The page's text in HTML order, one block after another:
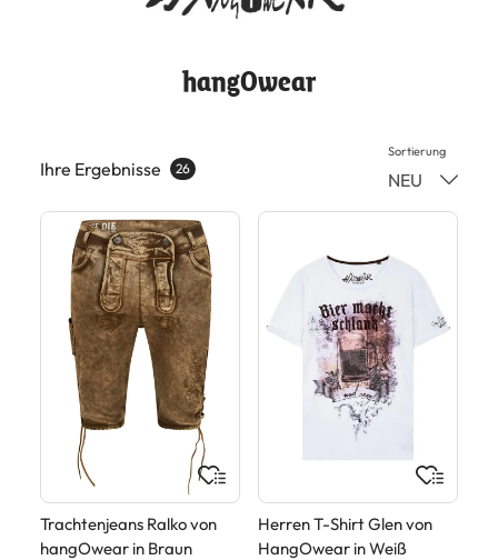
hangOwear
Ihre Ergebnisse 26
Sortierung
NEU
Trachtenjeans Ralko von
hangOwear in Braun
Herren T-Shirt Glen von
HangOwear in Weiß